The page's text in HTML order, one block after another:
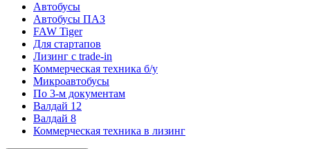
Автобусы
Автобусы ПАЗ
FAW Tiger
Для стартапов
Лизинг с trade-in
Коммерческая техника б/у
Микроавтобусы
По 3-м документам
Валдай 12
Валдай 8
Коммерческая техника в лизинг